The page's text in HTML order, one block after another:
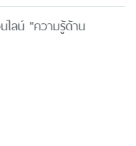
ไลน์ "ความรู้ด้าน